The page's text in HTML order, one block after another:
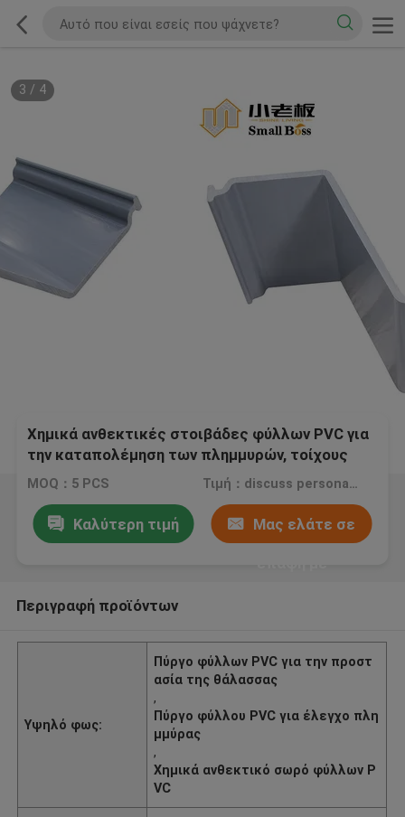
3 / 4
Χημικά ανθεκτικές στοιβάδες φύλλων PVC για
την καταπολέμηση των πλημμυρών, τοίχους
στήριξης και θαλάσσια προστασία
MOQ：5 PCS Τιμή：discuss personally
Καλύτερη τιμή Μας ελάτε σε
Περιγραφή προϊόντων
Υψηλό φως:
Πύργο φύλλων PVC για την προστ
ασία της θάλασσας
,
Πύργο φύλλου PVC για έλεγχο πλη
μμύρας
,
Χημικά ανθεκτικό σωρό φύλλων P
VC